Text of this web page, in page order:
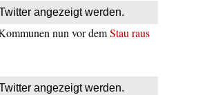
angezeigt werden.
nun vor demStau raus
angezeigt werden.